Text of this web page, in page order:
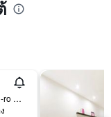
20-2, Gukchaebosang-ro 101-Gil, แทกู, เกาหลีใต้